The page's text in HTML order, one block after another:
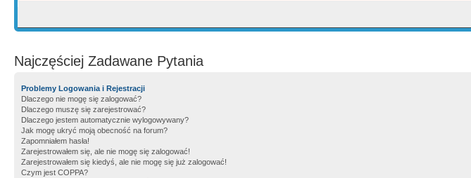
Najczęściej Zadawane Pytania
Problemy Logowania i Rejestracji
Dlaczego nie mogę się zalogować?
Dlaczego muszę się zarejestrować?
Dlaczego jestem automatycznie wylogowywany?
Jak mogę ukryć moją obecność na forum?
Zapomniałem hasła!
Zarejestrowałem się, ale nie mogę się zalogować!
Zarejestrowałem się kiedyś, ale nie mogę się już zalogować!
Czym jest COPPA?